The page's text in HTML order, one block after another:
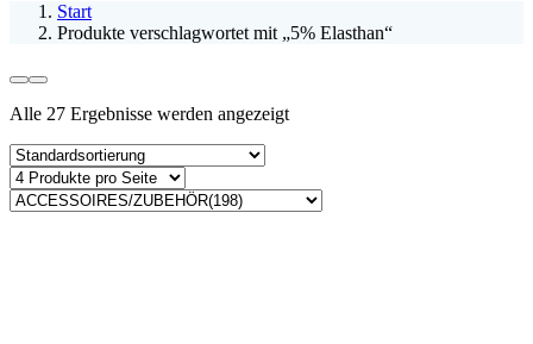
Start
Produkte verschlagwortet mit „5% Elasthan“
Alle 27 Ergebnisse werden angezeigt